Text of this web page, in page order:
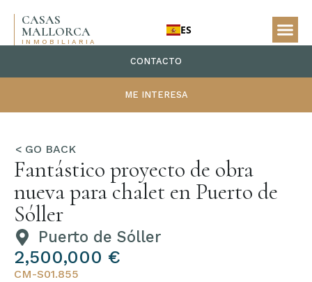
CASAS
MALLORCA
INMOBILIARIA
ES
CONTACTO
ME INTERESA
Fantástico proyecto de obra
nueva para chalet en Puerto de
Sóller
Puerto de Sóller
2,500,000 €
CM-S01.855